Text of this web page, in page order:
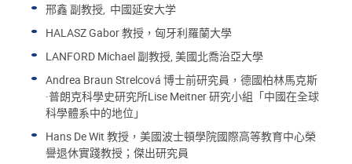
邢鑫 副教授, 中國延安大学
HALASZ Gabor 教授，匈牙利羅蘭大學
LANFORD Michael 副教授, 美國北喬治亞大學
Andrea Braun Strelcová 博士前研究員，德國柏林馬克斯
·普朗克科學史研究所Lise Meitner 研究小組「中國在全球
科學體系中的地位」
Hans De Wit 教授，美國波士頓學院國際高等教育中心榮
譽退休實踐教授；傑出研究員